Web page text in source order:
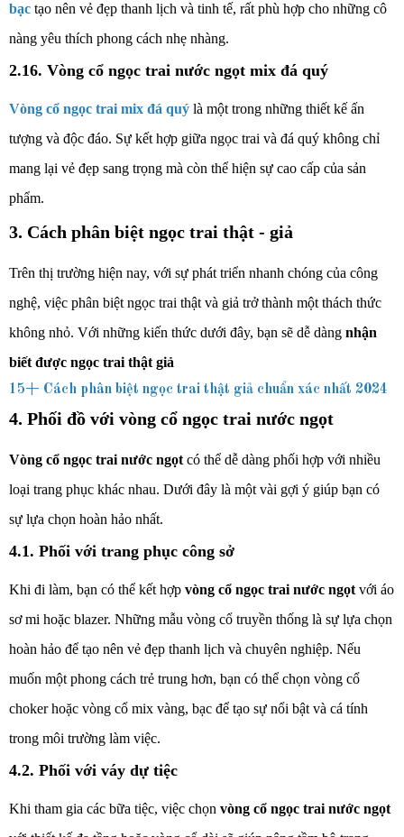
bạc tạo nên vẻ đẹp thanh lịch và tinh tế, rất phù hợp cho những cô
nàng yêu thích phong cách nhẹ nhàng.
2.16. Vòng cổ ngọc trai nước ngọt mix đá quý
Vòng cổ ngọc trai mix đá quý là một trong những thiết kế ấn
tượng và độc đáo. Sự kết hợp giữa ngọc trai và đá quý không chỉ
mang lại vẻ đẹp sang trọng mà còn thể hiện sự cao cấp của sản
phẩm.
3. Cách phân biệt ngọc trai thật - giả
Trên thị trường hiện nay, với sự phát triển nhanh chóng của công
nghệ, việc phân biệt ngọc trai thật và giả trở thành một thách thức
không nhỏ. Với những kiến thức dưới đây, bạn sẽ dễ dàng nhận
biết được ngọc trai thật giả
15+ Cách phân biệt ngọc trai thật giả chuẩn xác nhất 2024
4. Phối đồ với vòng cổ ngọc trai nước ngọt
Vòng cổ ngọc trai nước ngọt có thể dễ dàng phối hợp với nhiều
loại trang phục khác nhau. Dưới đây là một vài gợi ý giúp bạn có
sự lựa chọn hoàn hảo nhất.
4.1. Phối với trang phục công sở
Khi đi làm, bạn có thể kết hợp vòng cổ ngọc trai nước ngọt với áo
sơ mi hoặc blazer. Những mẫu vòng cổ truyền thống là sự lựa chọn
hoàn hảo để tạo nên vẻ đẹp thanh lịch và chuyên nghiệp. Nếu
muốn một phong cách trẻ trung hơn, bạn có thể chọn vòng cổ
choker hoặc vòng cổ mix vàng, bạc để tạo sự nổi bật và cá tính
trong môi trường làm việc.
4.2. Phối với váy dự tiệc
Khi tham gia các bữa tiệc, việc chọn vòng cổ ngọc trai nước ngọt